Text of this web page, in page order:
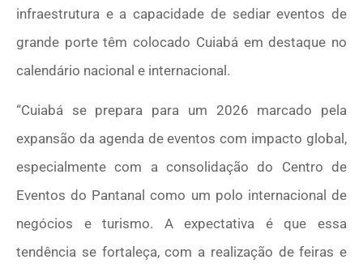
infraestrutura e a capacidade de sediar eventos de
grande porte têm colocado Cuiabá em destaque no
calendário nacional e internacional.
“Cuiabá se prepara para um 2026 marcado pela
expansão da agenda de eventos com impacto global,
especialmente com a consolidação do Centro de
Eventos do Pantanal como um polo internacional de
negócios e turismo. A expectativa é que essa
tendência se fortaleça, com a realização de feiras e